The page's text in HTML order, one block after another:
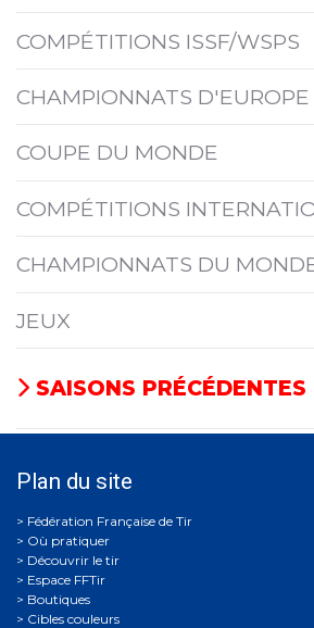
COMPÉTITIONS ISSF/WSPS
CHAMPIONNATS D'EUROPE
COUPE DU MONDE
COMPÉTITIONS
CHAMPIONNATS DU
JEUX
SAISONS PRÉCÉDENTES
Plan du site
Où pratiquer
Découvrir le tir
Espace FFTir
Boutiques
Cibles couleurs